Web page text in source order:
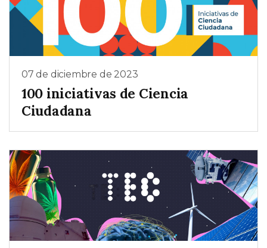
07 de diciembre de 2023
100 iniciativas de Ciencia
Ciudadana